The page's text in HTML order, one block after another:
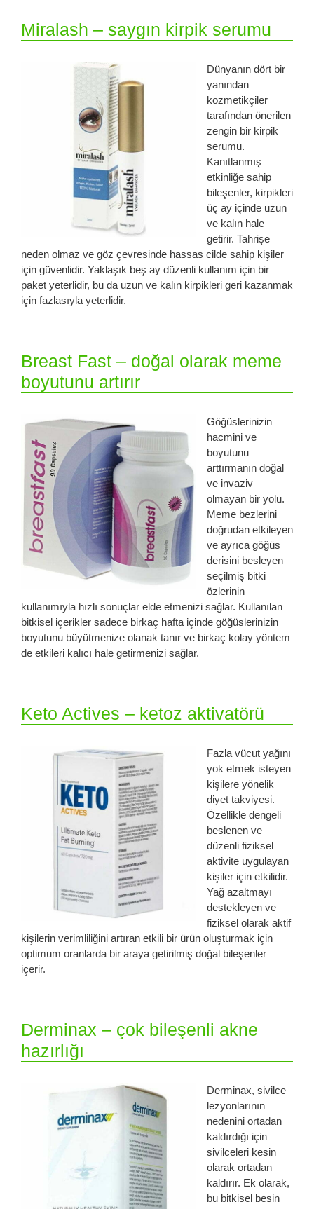
Miralash – saygın kirpik serumu
Dünyanın dört bir
yanından
kozmetikçiler
tarafından önerilen
zengin bir kirpik
serumu.
Kanıtlanmış
etkinliğe sahip
bileşenler, kirpikleri
üç ay içinde uzun
ve kalın hale
getirir. Tahrişe
neden olmaz ve göz çevresinde hassas cilde sahip kişiler
için güvenlidir. Yaklaşık beş ay düzenli kullanım için bir
paket yeterlidir, bu da uzun ve kalın kirpikleri geri kazanmak
için fazlasıyla yeterlidir.
Breast Fast – doğal olarak meme
boyutunu artırır
Göğüslerinizin
hacmini ve
boyutunu
arttırmanın doğal
ve invaziv
olmayan bir yolu.
Meme bezlerini
doğrudan etkileyen
ve ayrıca göğüs
derisini besleyen
seçilmiş bitki
özlerinin
kullanımıyla hızlı sonuçlar elde etmenizi sağlar. Kullanılan
bitkisel içerikler sadece birkaç hafta içinde göğüslerinizin
boyutunu büyütmenize olanak tanır ve birkaç kolay yöntem
de etkileri kalıcı hale getirmenizi sağlar.
Keto Actives – ketoz aktivatörü
Fazla vücut yağını
yok etmek isteyen
kişilere yönelik
diyet takviyesi.
Özellikle dengeli
beslenen ve
düzenli fiziksel
aktivite uygulayan
kişiler için etkilidir.
Yağ azaltmayı
destekleyen ve
fiziksel olarak aktif
kişilerin verimliliğini artıran etkili bir ürün oluşturmak için
optimum oranlarda bir araya getirilmiş doğal bileşenler
içerir.
Derminax – çok bileşenli akne
hazırlığı
Derminax, sivilce
lezyonlarının
nedenini ortadan
kaldırdığı için
sivilceleri kesin
olarak ortadan
kaldırır. Ek olarak,
bu bitkisel besin